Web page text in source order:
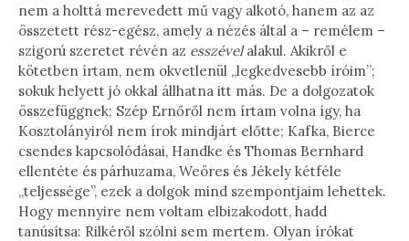
nem a holttá merevedett mű vagy alkotó, hanem az az
összetett rész-egész, amely a nézés által a – remélem –
szigorú szeretet révén az esszévelalakul. Akikről e
kötetben írtam, nem okvetlenül „legkedvesebb íróim”;
sokuk helyett jó okkal állhatna itt más. De a dolgozatok
összefüggnek; Szép Ernőről nem írtam volna így, ha
Kosztolányiról nem írok mindjárt előtte; Kafka, Bierce
csendes kapcsolódásai, Handke és Thomas Bernhard
ellentéte és párhuzama, Weöres és Jékely kétféle
„teljessége”, ezek a dolgok mind szempontjaim lehettek.
Hogy mennyire nem voltam elbizakodott, hadd
tanúsítsa: Rilkéről szólni sem mertem. Olyan írókat